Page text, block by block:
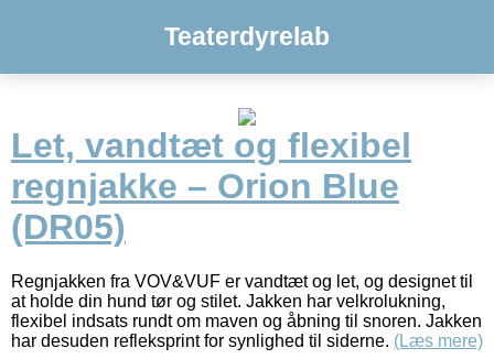
Teaterdyrelab
Let, vandtæt og flexibel
regnjakke – Orion Blue
(DR05)
Regnjakken fra VOV&VUF er vandtæt og let, og designet til
at holde din hund tør og stilet. Jakken har velkrolukning,
flexibel indsats rundt om maven og åbning til snoren. Jakken
har desuden refleksprint for synlighed til siderne. (Læs mere)